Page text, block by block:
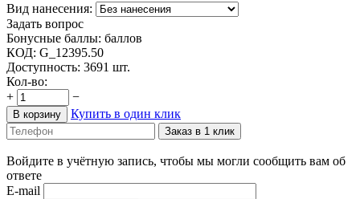
Вид нанесения:
Задать вопрос
Бонусные баллы: баллов
КОД: G_12395.50
Доступность: 3691 шт.
Кол-во:
+
−
В корзину Купить в один клик
Заказ в 1 клик
Войдите в учётную запись, чтобы мы могли сообщить вам об
ответе
E-mail